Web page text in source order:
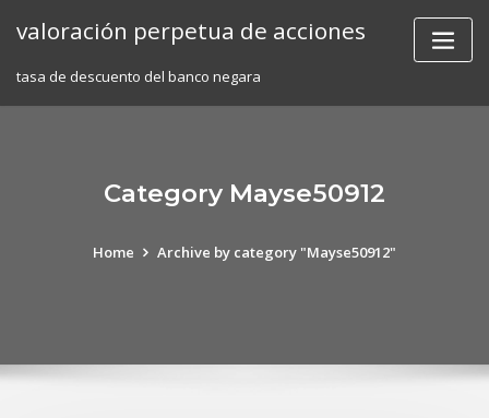
valoración perpetua de acciones
tasa de descuento del banco negara
Category Mayse50912
Home Archive by category "Mayse50912"